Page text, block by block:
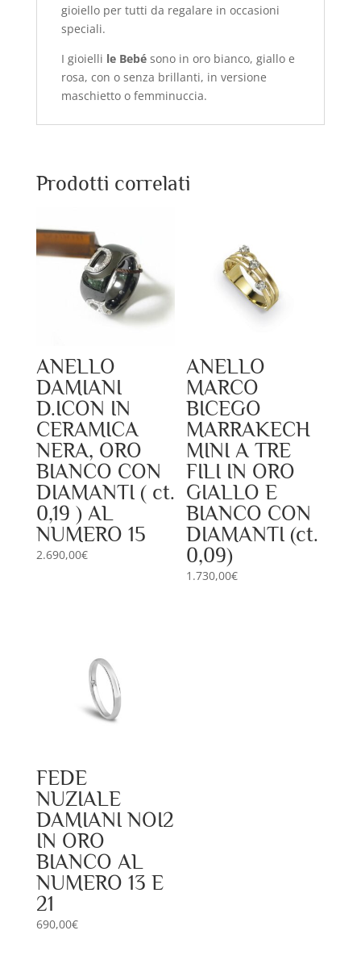
gioiello per tutti da regalare in occasioni
speciali.
I gioielli le Bebé sono in oro bianco, giallo e
rosa, con o senza brillanti, in versione
maschietto o femminuccia.
Prodotti correlati
ANELLO
DAMIANI
D.ICON IN
CERAMICA
NERA, ORO
BIANCO CON
DIAMANTI ( ct.
0,19 ) AL
NUMERO 15
2.690,00€
ANELLO
MARCO
BICEGO
MARRAKECH
MINI A TRE
FILI IN ORO
GIALLO E
BIANCO CON
DIAMANTI (ct.
0,09)
1.730,00€
FEDE
NUZIALE
DAMIANI NOI2
IN ORO
BIANCO AL
NUMERO 13 E
21
690,00€